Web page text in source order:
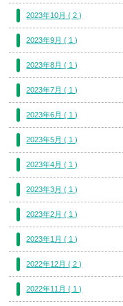
2023年10月 ( 2 )
2023年9月 ( 1 )
2023年8月 ( 1 )
2023年7月 ( 1 )
2023年6月 ( 1 )
2023年5月 ( 1 )
2023年4月 ( 1 )
2023年3月 ( 1 )
2023年2月 ( 1 )
2023年1月 ( 1 )
2022年12月 ( 2 )
2022年11月 ( 1 )